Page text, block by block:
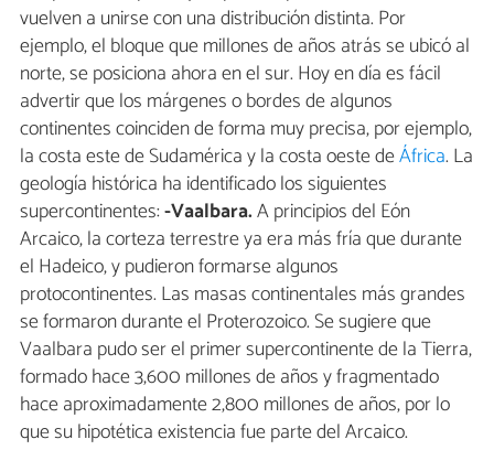
vuelven a unirse con una distribución distinta. Por
ejemplo, el bloque que millones de años atrás se ubicó al
norte, se posiciona ahora en el sur. Hoy en día es fácil
advertir que los márgenes o bordes de algunos
continentes coinciden de forma muy precisa, por ejemplo,
la costa este de Sudamérica y la costa oeste deÁfrica. La
geología histórica ha identificado los siguientes
supercontinentes:-Vaalbara.A principios del Eón
Arcaico, la corteza terrestre ya era más fría que durante
el Hadeico, y pudieron formarse algunos
protocontinentes. Las masas continentales más grandes
se formaron durante el Proterozoico. Se sugiere que
Vaalbara pudo ser el primer supercontinente de la Tierra,
formado hace 3,600 millones de años y fragmentado
hace aproximadamente 2,800 millones de años, por lo
que su hipotética existencia fue parte del Arcaico.